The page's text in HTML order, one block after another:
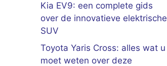
Kia EV9: een complete gids
over de innovatieve elektrische
SUV
Toyota Yaris Cross: alles wat u
moet weten over deze